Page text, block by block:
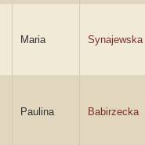
Maria Synajewska
Paulina Babirzecka